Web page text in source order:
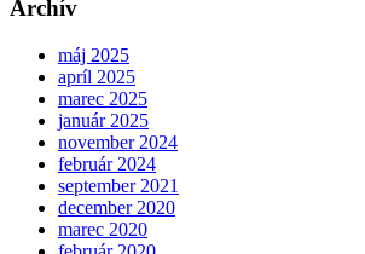
Archív
máj 2025
apríl 2025
marec 2025
január 2025
november 2024
február 2024
september 2021
december 2020
marec 2020